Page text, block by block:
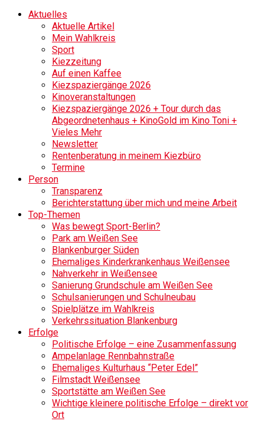
Aktuelles
Aktuelle Artikel
Mein Wahlkreis
Sport
Kiezzeitung
Auf einen Kaffee
Kiezspaziergänge 2026
Kinoveranstaltungen
Kiezspaziergänge 2026 + Tour durch das
Abgeordnetenhaus + KinoGold im Kino Toni +
Vieles Mehr
Newsletter
Rentenberatung in meinem Kiezbüro
Termine
Person
Transparenz
Berichterstattung über mich und meine Arbeit
Top-Themen
Was bewegt Sport-Berlin?
Park am Weißen See
Blankenburger Süden
Ehemaliges Kinderkrankenhaus Weißensee
Nahverkehr in Weißensee
Sanierung Grundschule am Weißen See
Schulsanierungen und Schulneubau
Spielplätze im Wahlkreis
Verkehrssituation Blankenburg
Erfolge
Politische Erfolge – eine Zusammenfassung
Ampelanlage Rennbahnstraße
Ehemaliges Kulturhaus “Peter Edel”
Filmstadt Weißensee
Sportstätte am Weißen See
Wichtige kleinere politische Erfolge – direkt vor
Ort